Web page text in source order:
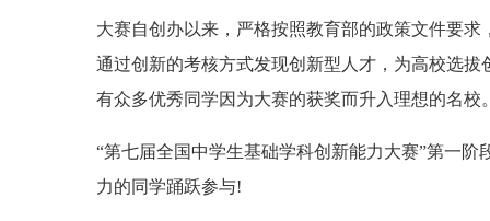
大赛自创办以来，严格按照教育部的政策文件要
通过创新的考核方式发现创新型人才，为高校选
有众多优秀同学因为大赛的获奖而升入理想的名校
“第七届全国中学生基础学科创新能力大赛”第一
力的同学踊跃参与!